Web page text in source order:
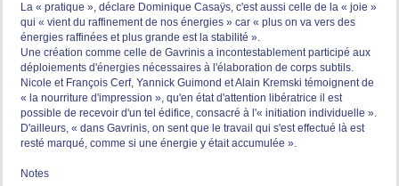
La « pratique », déclare Dominique Casaÿs, c'est aussi celle de la « joie »
qui « vient du raffinement de nos énergies » car « plus on va vers des
énergies raffinées et plus grande est la stabilité ».
Une création comme celle de Gavrinis a incontestablement participé aux
déploiements d'énergies nécessaires à l'élaboration de corps subtils.
Nicole et François Cerf, Yannick Guimond et Alain Kremski témoignent de
« la nourriture d'impression », qu'en état d'attention libératrice il est
possible de recevoir d'un tel édifice, consacré à l'« initiation individuelle ».
D'ailleurs, « dans Gavrinis, on sent que le travail qui s'est effectué là est
resté marqué, comme si une énergie y était accumulée ».
Notes